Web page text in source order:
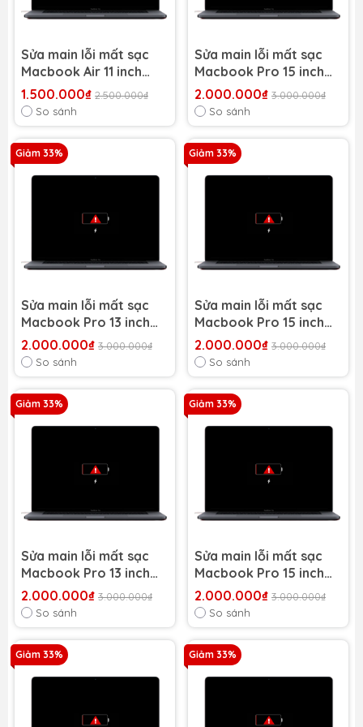
Sửa main lỗi mất sạc
Macbook Air 11 inch
2010 (A1465/ A1370)
1.500.000₫ 2.500.000₫
So sánh
Sửa main lỗi mất sạc
Macbook Pro 15 inch
2015 A1398
2.000.000₫ 3.000.000₫
So sánh
Giảm 33%
Sửa main lỗi mất sạc
Macbook Pro 13 inch
2015 A1502
2.000.000₫ 3.000.000₫
So sánh
Giảm 33%
Sửa main lỗi mất sạc
Macbook Pro 15 inch
2014 A1398
2.000.000₫ 3.000.000₫
So sánh
Giảm 33%
Sửa main lỗi mất sạc
Macbook Pro 13 inch
2014 A1502
2.000.000₫ 3.000.000₫
So sánh
Giảm 33%
Sửa main lỗi mất sạc
Macbook Pro 15 inch
2013 A1398
2.000.000₫ 3.000.000₫
So sánh
Giảm 33% Giảm 33%